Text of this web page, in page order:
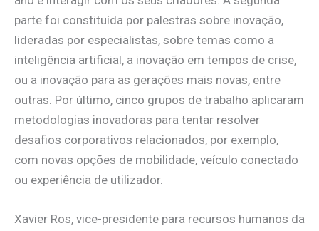
parte foi constituída por palestras sobre inovação,
lideradas por especialistas, sobre temas como a
inteligência artificial, a inovação em tempos de crise,
ou a inovação para as gerações mais novas, entre
outras. Por último, cinco grupos de trabalho aplicaram
metodologias inovadoras para tentar resolver
desafios corporativos relacionados, por exemplo,
com novas opções de mobilidade, veículo conectado
ou experiência de utilizador.
Xavier Ros, vice-presidente para recursos humanos da